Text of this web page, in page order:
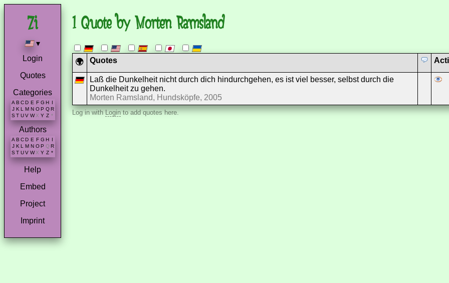
▾
Login
Quotes
Categories
A B C D E F G H I
J K L M N O P Q R
S T U V W X Y Z *
Authors
A B C D E F G H
J K L M N O P Q R
S T U V W X Y Z *
Help
Embed
Project
Imprint
1 Quote by Morten Ramsland
🌍 Quotes
Laß die Dunkelheit nicht durch dich hindurchgehen, es ist viel besser, selbst durch die
Dunkelheit zu gehen.
Morten Ramsland, Hundsköpfe, 2005
Log in withLoginto add quotes here.